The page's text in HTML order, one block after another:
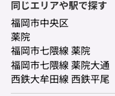
同じエリアや駅で探す
福岡市中央区
薬院
福岡市七隈線 薬院
福岡市七隈線 薬院大通
西鉄大牟田線 西鉄平尾